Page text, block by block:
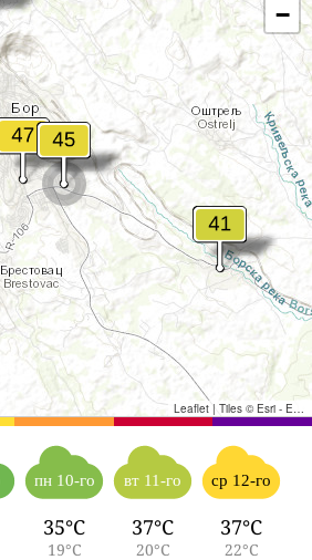
−
Leaflet | Tiles © Esri - Esri, DeLorme, NAVTEQ, TomTom, Intermap, iPC, USGS, FAO, NPS, NRCAN, GeoBase, Kadaster NL, Ordnance Survey, Esri Japan, METI, Esri China (Hong Kong), and the GIS User Community
пн 10-го
35°C
19°C
вт 11-го
37°C
20°C
ср 12-го
37°C
22°C